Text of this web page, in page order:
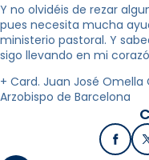
Y no olvidéis de rezar
pues necesita mucha
ministerio pastoral. Y
sigo llevando en mi
+ Card. Juan José Omella
Arzobispo de Barcelona